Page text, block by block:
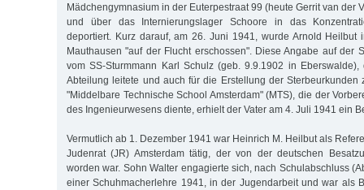
Mädchengymnasium in der Euterpestraat 99 (heute Gerrit van der
und über das Internierungslager Schoore in das
deportiert. Kurz darauf, am 26. Juni 1941, wurde Arnold Heilbut
Mauthausen "auf der Flucht erschossen". Diese Angabe auf der
vom SS-Sturmmann Karl Schulz (geb. 9.9.1902 in
Abteilung leitete und auch für die Erstellung der Sterbeurkunden
"Middelbare Technische School Amsterdam" (MTS), die der
des Ingenieurwesens diente, erhielt der Vater am 4. Juli 1941 ein
Vermutlich ab 1. Dezember 1941 war Heinrich M. Heilbut als
Judenrat (JR) Amsterdam tätig, der von der deutschen
worden war. Sohn Walter engagierte sich, nach Schulabschluss
einer Schuhmacherlehre 1941, in der Jugendarbeit und war als